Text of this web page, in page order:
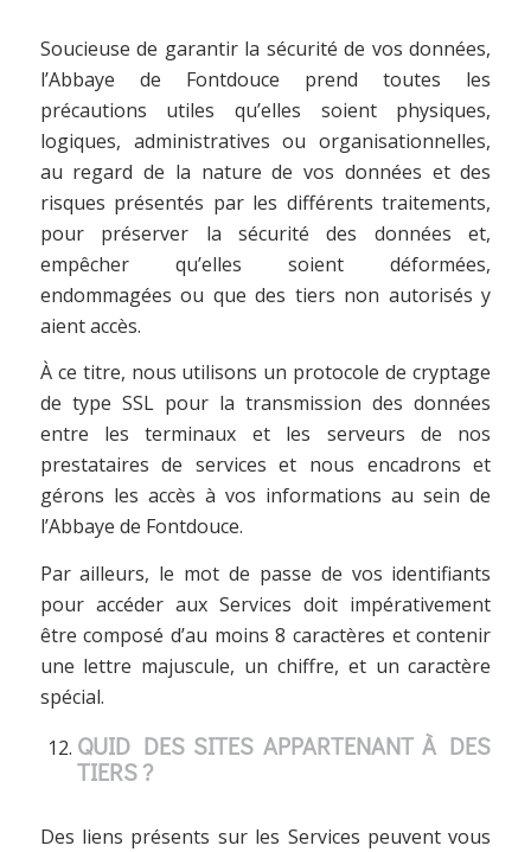
Soucieuse de garantir la sécurité de vos données,
l’Abbaye de Fontdouce prend toutes les
précautions utiles qu’elles soient physiques,
logiques, administratives ou organisationnelles,
au regard de la nature de vos données et des
risques présentés par les différents traitements,
pour préserver la sécurité des données et,
empêcher qu’elles soient déformées,
endommagées ou que des tiers non autorisés y
aient accès.
À ce titre, nous utilisons un protocole de cryptage
de type SSL pour la transmission des données
entre les terminaux et les serveurs de nos
prestataires de services et nous encadrons et
gérons les accès à vos informations au sein de
l’Abbaye de Fontdouce.
Par ailleurs, le mot de passe de vos identifiants
pour accéder aux Services doit impérativement
être composé d’au moins 8 caractères et contenir
une lettre majuscule, un chiffre, et un caractère
spécial.
QUID DES SITES APPARTENANT À DES
TIERS ?
Des liens présents sur les Services peuvent vous